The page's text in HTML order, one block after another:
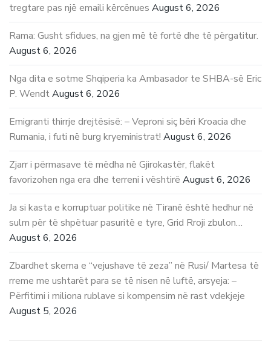
tregtare pas një emaili kërcënues August 6, 2026
Rama: Gusht sfidues, na gjen më të fortë dhe të përgatitur.
August 6, 2026
Nga dita e sotme Shqiperia ka Ambasador te SHBA-së Eric
P. WendtAugust 6, 2026
Emigranti thirrje drejtësisë: – Veproni siç bëri Kroacia dhe
Rumania, i futi në burg kryeministrat! August 6, 2026
Zjarr i përmasave të mëdha në Gjirokastër, flakët
favorizohen nga era dhe terreni i vështirë August 6, 2026
Ja si kasta e korruptuar politike në Tiranë është hedhur në
sulm për të shpëtuar pasuritë e tyre, Grid Rroji zbulon…
August 6, 2026
Zbardhet skema e “vejushave të zeza” në Rusi/ Martesa të
rreme me ushtarët para se të nisen në luftë, arsyeja: –
Përfitimi i miliona rublave si kompensim në rast vdekjeje
August 5, 2026